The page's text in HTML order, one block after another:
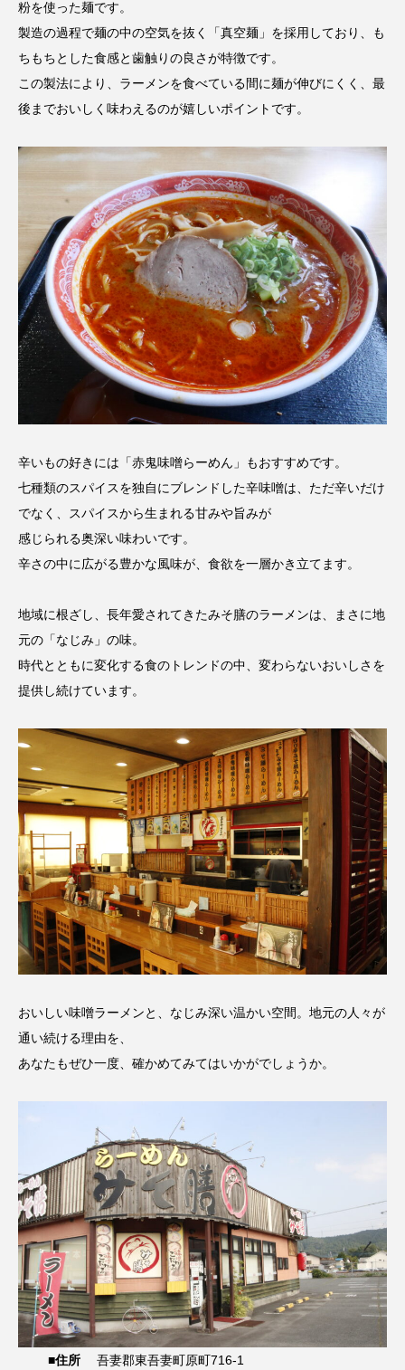
粉を使った麺です。
製造の過程で麺の中の空気を抜く「真空麺」を採用しており、も
ちもちとした食感と歯触りの良さが特徴です。
この製法により、ラーメンを食べている間に麺が伸びにくく、最
後までおいしく味わえるのが嬉しいポイントです。
辛いもの好きには「赤鬼味噌らーめん」もおすすめです。
七種類のスパイスを独自にブレンドした辛味噌は、ただ辛いだけ
でなく、スパイスから生まれる甘みや旨みが
感じられる奥深い味わいです。
辛さの中に広がる豊かな風味が、食欲を一層かき立てます。
地域に根ざし、長年愛されてきたみそ膳のラーメンは、まさに地
元の「なじみ」の味。
時代とともに変化する食のトレンドの中、変わらないおいしさを
提供し続けています。
おいしい味噌ラーメンと、なじみ深い温かい空間。地元の人々が
通い続ける理由を、
あなたもぜひ一度、確かめてみてはいかがでしょうか。
■住所
吾妻郡東吾妻町原町716-1